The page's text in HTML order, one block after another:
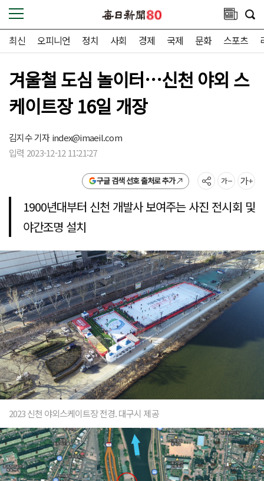
최신 오피니언 정치 사회 경제 국제 문화 스포츠
겨울철 도심 놀이터…신천 야외 스
케이트장 16일 개장
김지수 기자index@imaeil.com
입력 2023-12-12 11:21:27
구글 검색 선호 출처로 추가
1900년대부터 신천 개발사 보여주는 사진 전시회 및
야간조명 설치
2023 신천 야외스케이트장 전경. 대구시 제공